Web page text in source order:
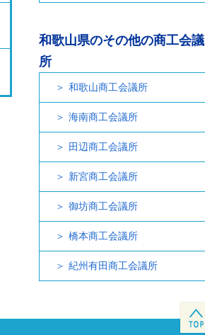
和歌山県のその他の商工会議
所
和歌山商工会議所
海南商工会議所
田辺商工会議所
新宮商工会議所
御坊商工会議所
橋本商工会議所
紀州有田商工会議所